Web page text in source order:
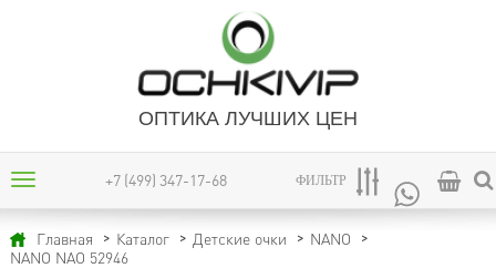
ОПТИКА ЛУЧШИХ ЦЕН
+7 (499) 347-17-68 ФИЛЬТР
Главная Каталог Детские очки
NANO
NANO NAO 52946